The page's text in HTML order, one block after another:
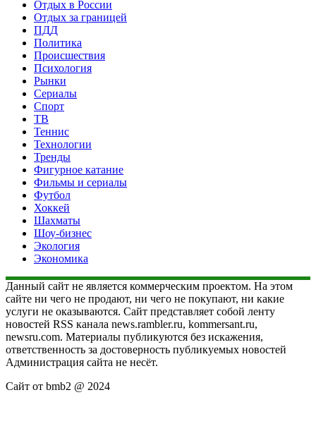
Отдых в России
Отдых за границей
ПДД
Политика
Происшествия
Психология
Рынки
Сериалы
Спорт
ТВ
Теннис
Технологии
Тренды
Фигурное катание
Фильмы и сериалы
Футбол
Хоккей
Шахматы
Шоу-бизнес
Экология
Экономика
Данный сайт не является коммерческим проектом. На этом
сайте ни чего не продают, ни чего не покупают, ни какие
услуги не оказываются. Сайт представляет собой ленту
новостей RSS канала news.rambler.ru, kommersant.ru,
newsru.com. Материалы публикуются без искажения,
ответственность за достоверность публикуемых новостей
Администрация сайта не несёт.
Сайт от bmb2 @ 2024